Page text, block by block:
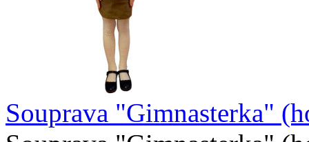
Souprava "Gimnasterka"